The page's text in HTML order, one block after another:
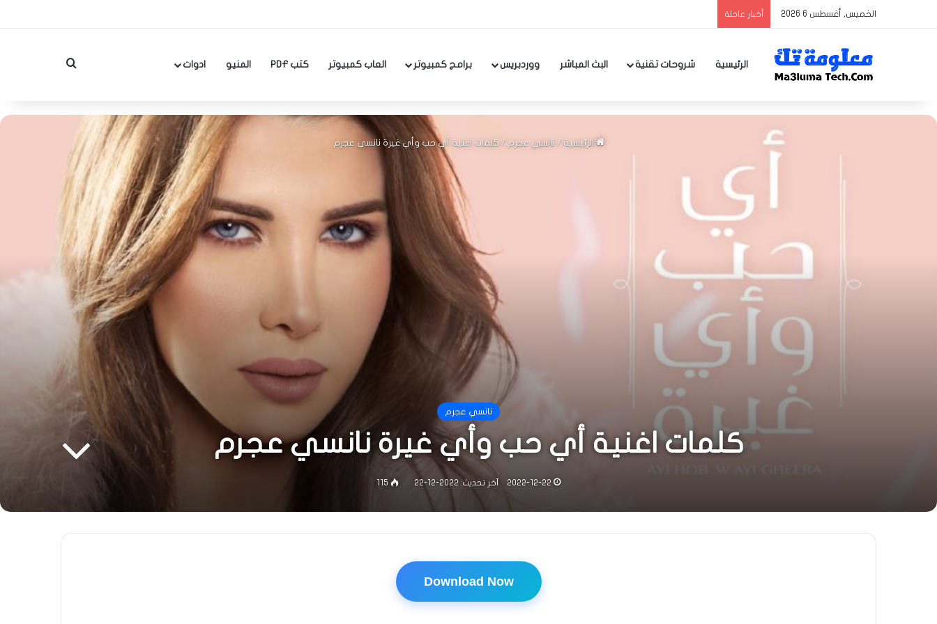
الخميس, أغسطس 6 2026 أخبار عاجلة
الرئيسية شروحات تقنية البث المباشر ووردبريس برامج كمبيوتر العاب كمبيوتر كتب PDF المنيو ادوات بحث عن
الرئيسية / نانسي عجرم / كلمات اغنية أي حب وأي غيرة نانسي عجرم
نانسي عجرم
كلمات اغنية أي حب وأي غيرة نانسي عجرم
2022-12-22 آخر تحديث: 2022-12-22 115
Download Now